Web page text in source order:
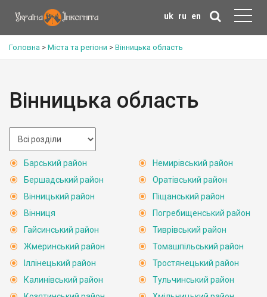
uk ru en
Головна > Міста та регіони > Вінницька область
Вінницька область
Барський район
Бершадський район
Вінницький район
Вінниця
Гайсинський район
Жмеринський район
Іллінецький район
Калинівський район
Немирівський район
Оратівський район
Піщанський район
Погребищенський район
Тиврівський район
Томашпільський район
Тростянецький район
Тульчинський район